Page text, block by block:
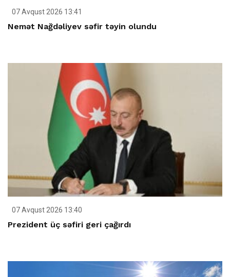
07 Avqust 2026 13:41
Nemət Nağdəliyev səfir təyin olundu
07 Avqust 2026 13:40
Prezident üç səfiri geri çağırdı